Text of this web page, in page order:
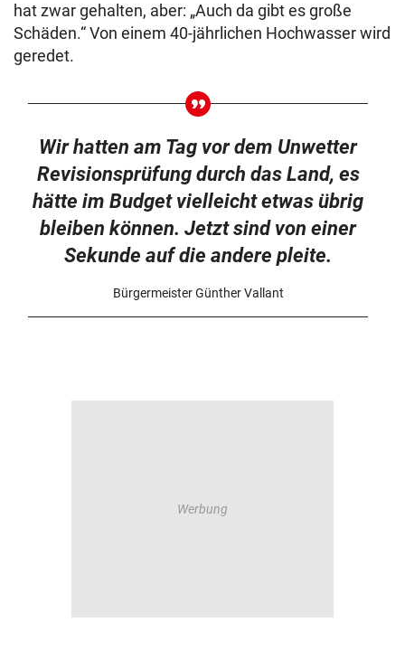
hat zwar gehalten, aber: „Auch da gibt es große
Schäden.“ Von einem 40-jährlichen Hochwasser wird
geredet.
Wir hatten am Tag vor dem Unwetter
Revisionsprüfung durch das Land, es
hätte im Budget vielleicht etwas übrig
bleiben können. Jetzt sind von einer
Sekunde auf die andere pleite.
Bürgermeister Günther Vallant